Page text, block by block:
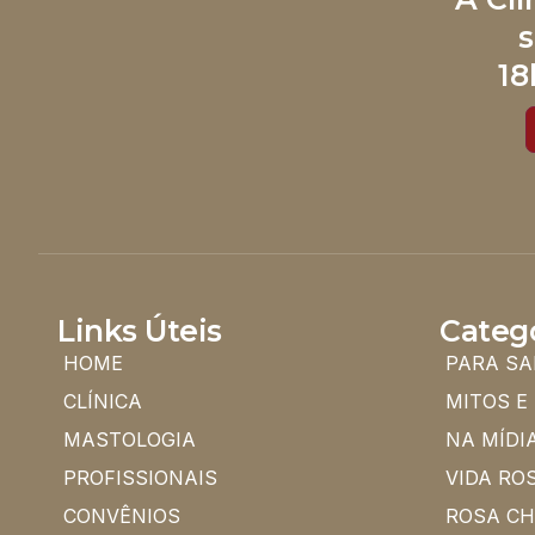
Links Úteis
HOME
CLÍNICA
MASTOLOGIA
PROFISSIONAIS
CONVÊNIOS
PARA
MITOS E
NA
VIDA
ROSA